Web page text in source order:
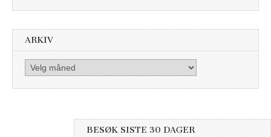
ARKIV
Arkiv
BESØK SISTE 30 DAGER